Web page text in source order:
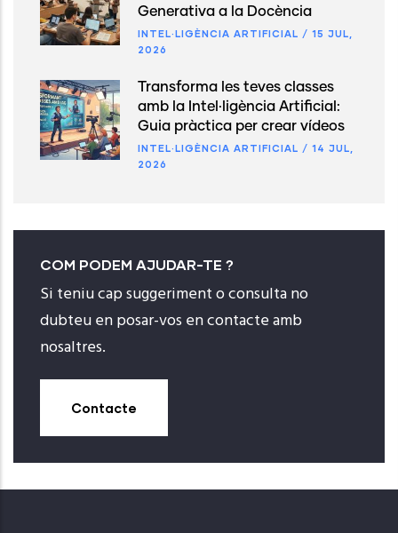
Generativa a la Docència
INTEL·LIGÈNCIA ARTIFICIAL / 15 JUL,
2026
Transforma les teves classes
amb la Intel·ligència Artificial:
Guia pràctica per crear vídeos
INTEL·LIGÈNCIA ARTIFICIAL / 14 JUL,
2026
COM PODEM AJUDAR-TE ?
Si teniu cap suggeriment o consulta no
dubteu en posar-vos en contacte amb
nosaltres.
Contacte